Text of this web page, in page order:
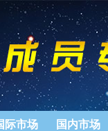
际市场 国内市场